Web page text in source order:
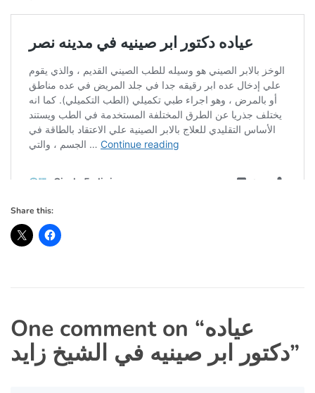
Share this:
One comment on “عياده
دكتور ابر صينيه في الشيخ زايد”